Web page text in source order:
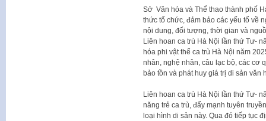
Sở Văn hóa và Thể thao thành phố
thức tổ chức, đảm bảo các yếu tố về
nội dung, đối tượng, thời gian và
Liên hoan ca trù Hà Nội lần thứ Tư-
hóa phi vật thể ca trù Hà Nội năm
nhân, nghệ nhân, câu lạc bộ, các cơ
bảo tồn và phát huy giá trị di sản văn
Liên hoan ca trù Hà Nội lần thứ Tư-
năng trẻ ca trù, đẩy mạnh tuyên
loại hình di sản này. Qua đó tiếp tục